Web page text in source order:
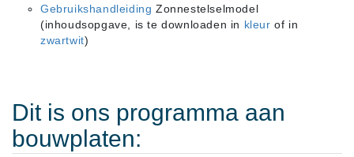
Gebruikshandleiding Zonnestelselmodel
(inhoudsopgave, is te downloaden in kleur of in
zwartwit)
Dit is ons programma aan
bouwplaten: